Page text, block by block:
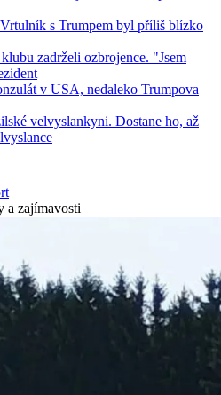
s Trumpem byl příliš blízko
zadrželi ozbrojence. "Jsem
v USA, nedaleko Trumpova
velvyslankyni. Dostane ho, až
a zajímavosti